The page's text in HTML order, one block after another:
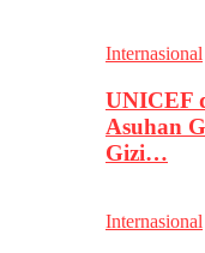
Internasional
UNICEF
Asuhan
Gizi…
Internasional